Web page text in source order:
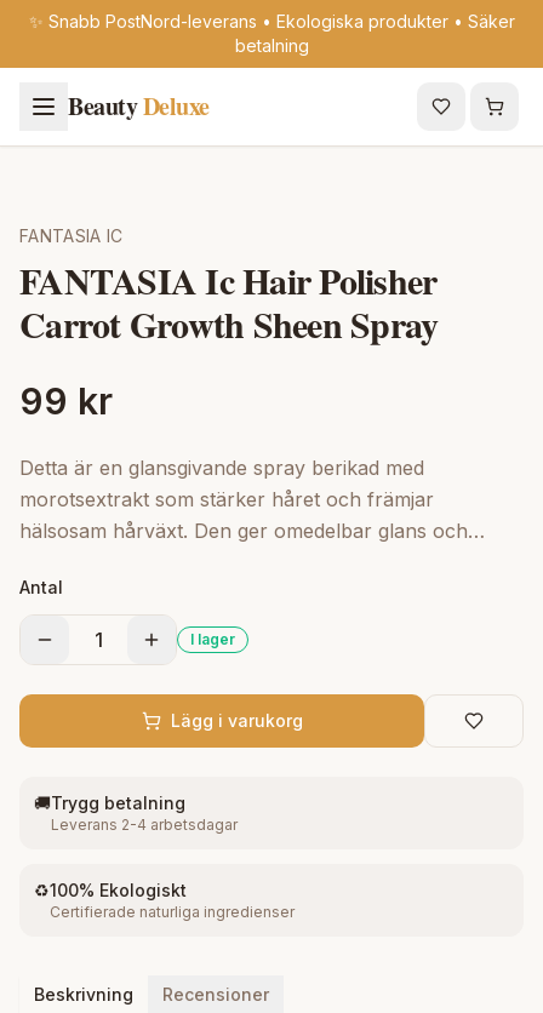
✨ Snabb PostNord-leverans • Ekologiska produkter • Säker
betalning
BeautyDeluxe
FANTASIA IC
FANTASIA Ic Hair Polisher
Carrot Growth Sheen Spray
99 kr
Detta är en glansgivande spray berikad med
morotsextrakt som stärker håret och främjar
hälsosam hårväxt. Den ger omedelbar glans och
håret från cirka 20 cm avstånd. Använd dagligen eller
vid behov för extra glans och fukt. Perfekt som
avslutande steg efter styling.
Antal
1 I lager
Lägg i varukorg
🚚Trygg betalning
Leverans 2-4 arbetsdagar
♻️100% Ekologiskt
Certifierade naturliga ingredienser
Beskrivning Recensioner